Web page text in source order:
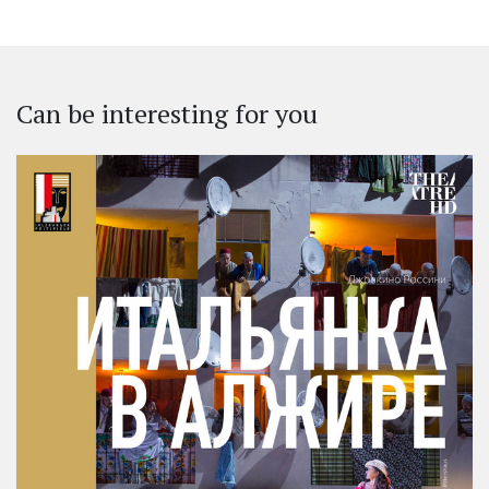
Can be interesting for you